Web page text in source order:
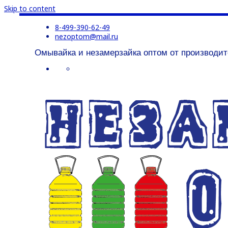
Skip to content
8-499-390-62-49
nezoptom@mail.ru
Омывайка и незамерзайка оптом от